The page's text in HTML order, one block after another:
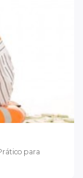
para